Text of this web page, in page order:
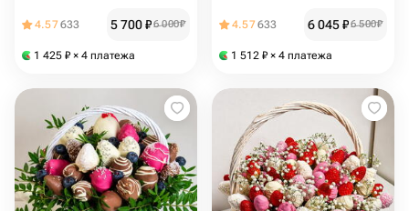
4.57633 5 700₽6 000₽
1 425 ₽ × 4 платежа
4.57633 6 045₽6 500₽
1 512 ₽ × 4 платежа